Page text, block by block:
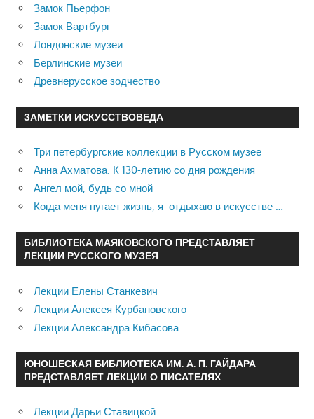
Замок Пьерфон
Замок Вартбург
Лондонские музеи
Берлинские музеи
Древнерусское зодчество
ЗАМЕТКИ ИСКУССТВОВЕДА
Три петербургские коллекции в Русском музее
Анна Ахматова. К 130-летию со дня рождения
Ангел мой, будь со мной
Когда меня пугает жизнь, я отдыхаю в искусстве …
БИБЛИОТЕКА МАЯКОВСКОГО ПРЕДСТАВЛЯЕТ
ЛЕКЦИИ РУССКОГО МУЗЕЯ
Лекции Елены Станкевич
Лекции Алексея Курбановского
Лекции Александра Кибасова
ЮНОШЕСКАЯ БИБЛИОТЕКА ИМ. А. П. ГАЙДАРА
ПРЕДСТАВЛЯЕТ ЛЕКЦИИ О ПИСАТЕЛЯХ
Лекции Дарьи Ставицкой